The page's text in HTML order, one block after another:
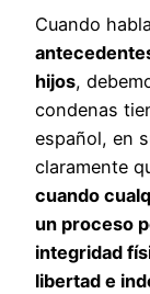
Cuando
hijos,
condenas
español, en
claramente
cuando
un proceso
integridad
libertad e